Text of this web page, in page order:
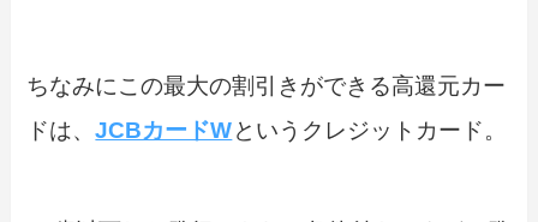
ちなみにこの最大の割引きができる高還元カー
ドは、JCBカードWというクレジットカード。